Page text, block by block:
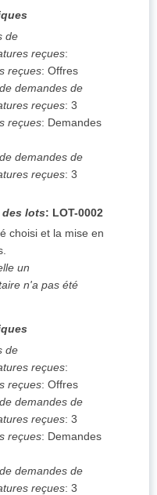
de
reçues:
reçues: Offres
demandes de
reçues: 3
reçues: Demandes
demandes de
reçues: 3
des lots: LOT-0002
choisi et la mise en
un
n'a pas été
de
reçues:
reçues: Offres
demandes de
reçues: 3
reçues: Demandes
demandes de
reçues: 3